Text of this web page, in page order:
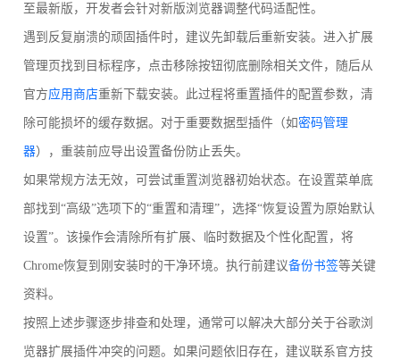
至最新版，开发者会针对新版浏览器调整代码适配性。
遇到反复崩溃的顽固插件时，建议先卸载后重新安装。进入扩展
管理页找到目标程序，点击移除按钮彻底删除相关文件，随后从
官方应用商店重新下载安装。此过程将重置插件的配置参数，清
除可能损坏的缓存数据。对于重要数据型插件（如密码管理
器），重装前应导出设置备份防止丢失。
如果常规方法无效，可尝试重置浏览器初始状态。在设置菜单底
部找到“高级”选项下的“重置和清理”，选择“恢复设置为原始默认
设置”。该操作会清除所有扩展、临时数据及个性化配置，将
Chrome恢复到刚安装时的干净环境。执行前建议备份书签等关键
资料。
按照上述步骤逐步排查和处理，通常可以解决大部分关于谷歌浏
览器扩展插件冲突的问题。如果问题依旧存在，建议联系官方技